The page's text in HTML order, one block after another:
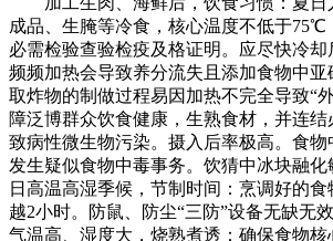
成品、生腌等冷食，核心温度不低于75℃
必需检验查验检疫及格证明。应尽快冷
频频加热会导致养分流失且添加食物中
取炸物的制做过程易因加热不完全导致“
障泛博群众饮食健康，生熟食材，并连
致病性微生物污染。摄入后率极高。食物
发生疑似食物中毒事务。饮猜中冰块融
日高温高湿季候，节制时间：烹调好的
越2小时。防鼠、防尘“三防”设备无缺无
气温高、湿度大，烧熟煮透：确保食物